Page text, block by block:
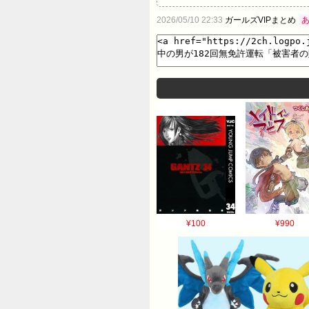
イヤ脱落事故を起こして免許が
ていたことが明らかになりまし
決を言い渡され執行猶予中の男
い」〈北海道札幌市〉（北海道
中に無免許運転を繰り返したと
起訴状にYahoo!ニュース…
2026/05/10 22:33 ガールズVIPまとめ
¥100 ¥990